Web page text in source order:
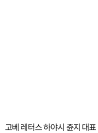
고베 레터스 하야시 쥰지 대